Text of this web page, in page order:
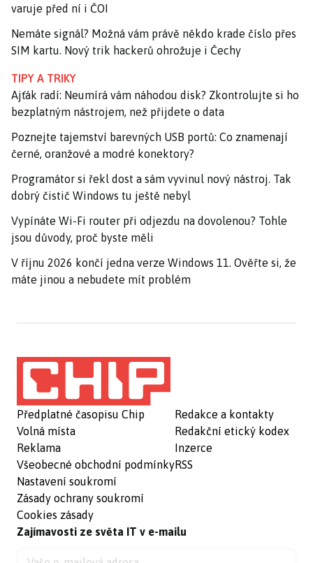
varuje před ní i ČOI
Nemáte signál? Možná vám právě někdo krade číslo přes
SIM kartu. Nový trik hackerů ohrožuje i Čechy
TIPY A TRIKY
Ajťák radí: Neumírá vám náhodou disk? Zkontrolujte si ho
bezplatným nástrojem, než přijdete o data
Poznejte tajemství barevných USB portů: Co znamenají
černé, oranžové a modré konektory?
Programátor si řekl dost a sám vyvinul nový nástroj. Tak
dobrý čistič Windows tu ještě nebyl
Vypínáte Wi-Fi router při odjezdu na dovolenou? Tohle
jsou důvody, proč byste měli
V říjnu 2026 končí jedna verze Windows 11. Ověřte si, že
máte jinou a nebudete mít problém
Předplatné časopisu Chip
Volná místa
Reklama
Všeobecné obchodní podmínky
Nastavení soukromí
Zásady ochrany soukromí
Cookies zásady
Redakce a kontakty
Redakční etický kodex
Inzerce
RSS
Zajímavosti ze světa IT v e-mailu